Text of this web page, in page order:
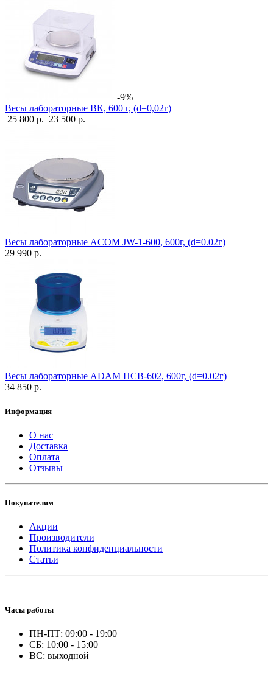
-9%
Весы лабораторные ВК, 600 г, (d=0,02г)
25 800 р. 23 500 р.
Весы лабораторные ACOM JW-1-600, 600г, (d=0.02г)
29 990 р.
Весы лабораторные ADAM HCB-602, 600г, (d=0.02г)
34 850 р.
Информация
О нас
Доставка
Оплата
Отзывы
Покупателям
Акции
Производители
Политика конфиденциальности
Статьи
Часы работы
ПН-ПТ: 09:00 - 19:00
СБ: 10:00 - 15:00
ВС: выходной